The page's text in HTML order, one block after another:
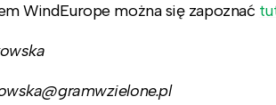
WindEurope można się zapoznać